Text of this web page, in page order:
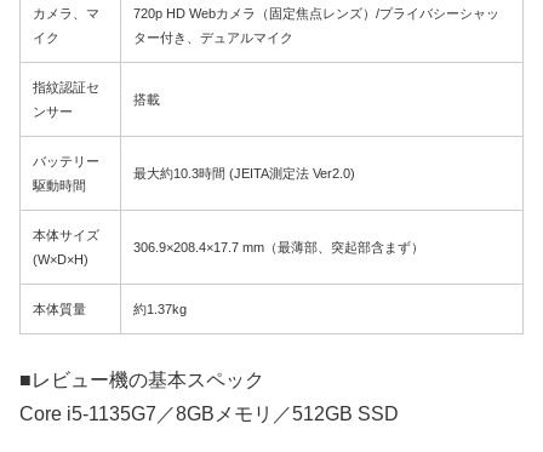
カメラ、マ
イク
720p HD Webカメラ（固定焦点レンズ）/プライバシーシャッ
ター付き、デュアルマイク
指紋認証セ
ンサー
搭載
バッテリー
駆動時間
最大約10.3時間 (JEITA測定法 Ver2.0)
本体サイズ
(W×D×H)
306.9×208.4×17.7 mm（最薄部、突起部含まず）
本体質量 約1.37kg
■レビュー機の基本スペック
Core i5-1135G7／8GBメモリ／512GB SSD